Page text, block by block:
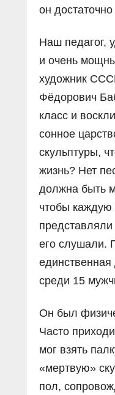
он
Наш педагог,
и очень
художник
Фёдорович
класс и
сонное
скульптуры,
жизнь? Нет
должна быть
чтобы
его слушали.
среди 15
Он был
Часто
мог взять
«мертвую»
пол,